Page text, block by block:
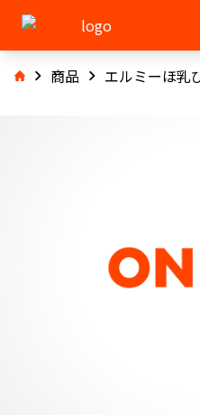
商品 エルミーほ乳